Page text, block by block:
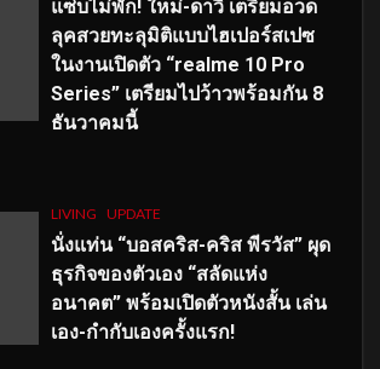
แซ่บไม่พัก! ใหม่-ดาวิ เตรียมอวด
ลุคสวยทะลุมิติแบบไฮเปอร์สเปซ
ในงานเปิดตัว “realme 10 Pro
Series” เตรียมไปว้าวพร้อมกัน 8
ธันวาคมนี้
LIVING UPDATE
นั่งแท่น “บอสคริส-คริส พีรวัส” ผุด
ธุรกิจของตัวเอง “สลัดแห่ง
อนาคต” พร้อมเปิดตัวหนังสั้น เล่น
เอง-กำกับเองครั้งแรก!